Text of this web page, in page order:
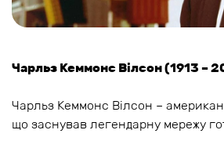
Чарльз Кеммонс Вілсон (1913 –
Чарльз Кеммонс Вілсон –
що заснував легендарну мережу